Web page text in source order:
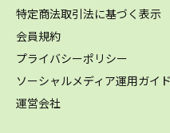
特定商法取引法に基づく表示
会員規約
プライバシーポリシー
ソーシャルメディア運用ガイ
運営会社